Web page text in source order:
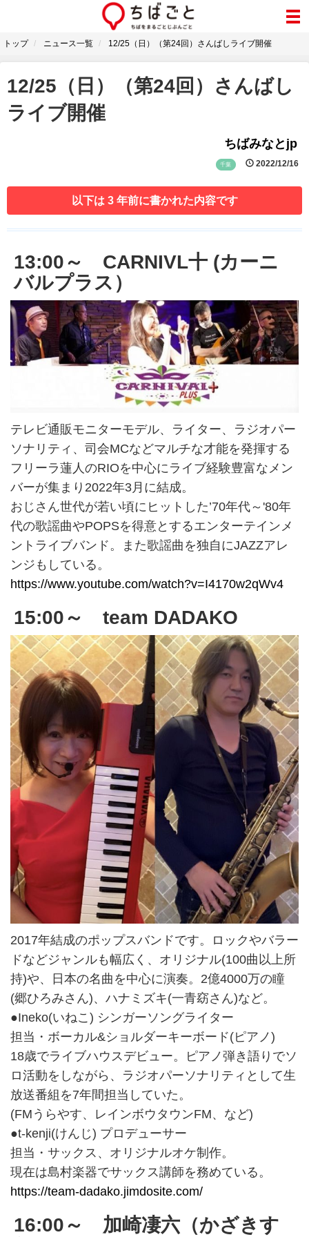
トップ ニュース一覧 12/25（日）（第24回）さんばしライブ開催
12/25（日）（第24回）さんばし
ライブ開催
ちばみなとjp
千葉 2022/12/16
以下は 3 年前に書かれた内容です
13:00～ CARNIVL十 (カーニ
バルプラス）
テレビ通販モニターモデル、ライター、ラジオパー
ソナリティ、司会MCなどマルチな才能を発揮する
フリーラ蓮人のRIOを中心にライブ経験豊富なメン
バーが集まり2022年3月に結成。
おじさん世代が若い頃にヒットした’70年代～'80年
代の歌謡曲やPOPSを得意とするエンターテインメ
ントライブバンド。また歌謡曲を独自にJAZZアレ
ンジもしている。
https://www.youtube.com/watch?v=I4170w2qWv4
15:00～ team DADAKO
2017年結成のポップスバンドです。ロックやバラー
ドなどジャンルも幅広く、オリジナル(100曲以上所
持)や、日本の名曲を中心に演奏。2億4000万の瞳
(郷ひろみさん)、ハナミズキ(一青窈さん)など。
●Ineko(いねこ) シンガーソングライター
担当・ボーカル&ショルダーキーボード(ピアノ)
18歳でライブハウスデビュー。ピアノ弾き語りでソ
ロ活動をしながら、ラジオパーソナリティとして生
放送番組を7年間担当していた。
(FMうらやす、レインボウタウンFM、など)
●t-kenji(けんじ) プロデューサー
担当・サックス、オリジナルオケ制作。
現在は島村楽器でサックス講師を務めている。
https://team-dadako.jimdosite.com/
16:00～ 加崎凄六（かざきす